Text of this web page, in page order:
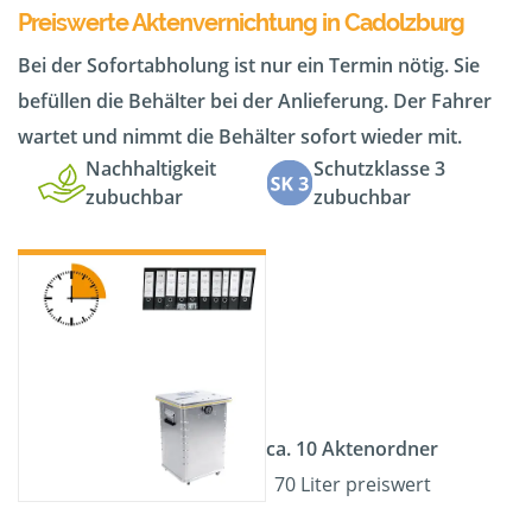
Preiswerte Aktenvernichtung in Cadolzburg
Bei der Sofortabholung ist nur ein Termin nötig. Sie
befüllen die Behälter bei der Anlieferung. Der Fahrer
wartet und nimmt die Behälter sofort wieder mit.
Nachhaltigkeit
zubuchbar
Schutzklasse 3
zubuchbar
ca. 10 Aktenordner
70 Liter preiswert